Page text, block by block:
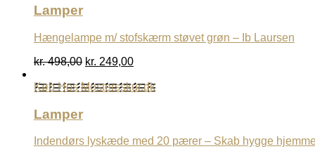
Lamper
Hængelampe m/ stofskærm støvet grøn – Ib Laursen
kr.498,00 Den
pris
kr. 249,00Den
pris
Køb Hos Mostersskur.dk
Lamper
Indendørs lyskæde med 20 pærer – Skab hygge